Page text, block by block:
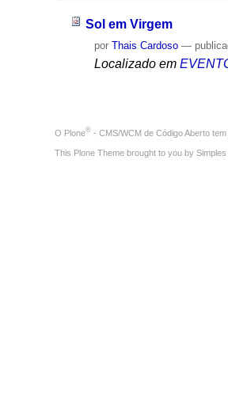
Sol em Virgem
porThais Cardoso —
Localizado em
O Plone® - CMS/WCM de Código Aberto tem
This Plone Theme brought to you by